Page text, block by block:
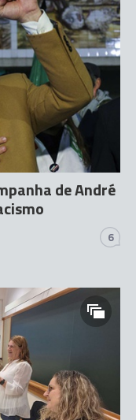
de André
6